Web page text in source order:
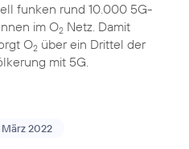
funken rund 10.000 5G-
im O2Netz. Damit
O2über ein Drittel der
mit 5G.
März 2022